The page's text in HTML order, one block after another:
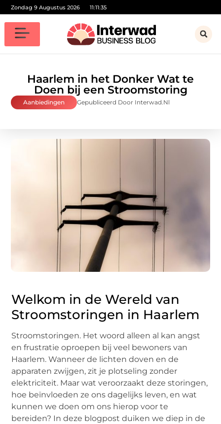
Zondag 9 Augustus 2026 11:11:37
Haarlem in het Donker Wat te
Doen bij een Stroomstoring
Aanbiedingen Gepubliceerd Door Interwad.nl
Welkom in de Wereld van
Stroomstoringen in Haarlem
Stroomstoringen. Het woord alleen al kan angst
en frustratie oproepen bij veel bewoners van
Haarlem. Wanneer de lichten doven en de
apparaten zwijgen, zit je plotseling zonder
elektriciteit. Maar wat veroorzaakt deze storingen,
hoe beïnvloeden ze ons dagelijks leven, en wat
kunnen we doen om ons hierop voor te
bereiden? In deze blogpost duiken we diep in de